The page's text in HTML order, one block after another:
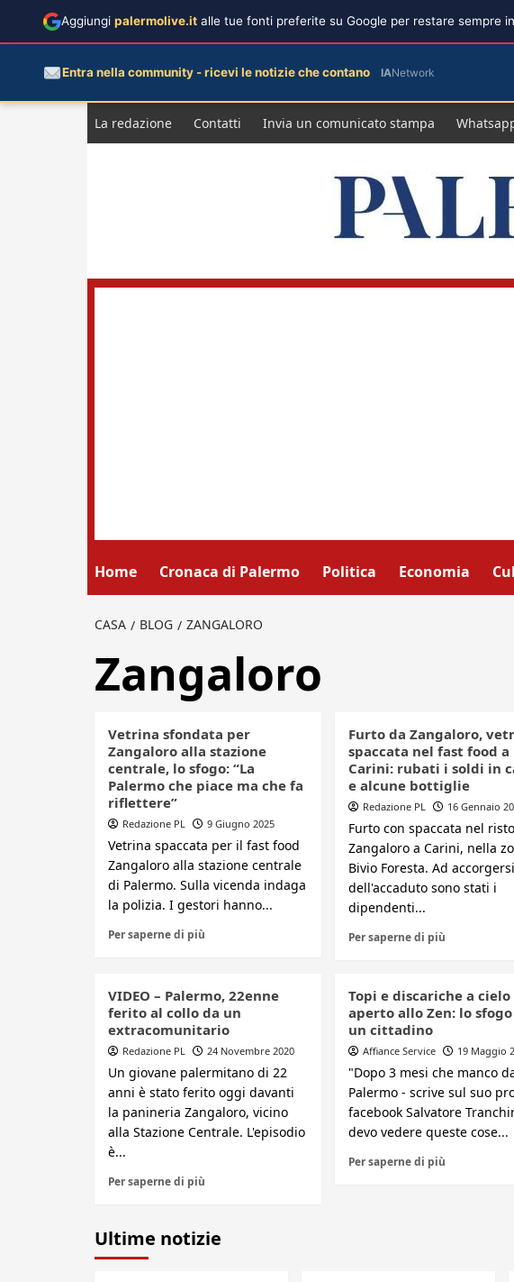
La redazione Contatti Invia un comunicato stampa
Home Cronaca di Palermo Politica Economia
CASA BLOG ZANGALORO
Zangaloro
Vetrina sfondata per
Zangaloro alla stazione
centrale, lo sfogo: “La
Palermo che piace ma che fa
riflettere”
Redazione PL 9 Giugno 2025
Vetrina spaccata per il fast food
Zangaloro alla stazione centrale
di Palermo. Sulla vicenda indaga
la polizia. I gestori hanno...
Per saperne di più
Furto da Zangaloro,
spaccata nel fast food a
Carini: rubati i soldi in
e alcune bottiglie
Redazione PL 16 Gennaio
Furto con spaccata nel
Zangaloro a Carini, nella
Bivio Foresta. Ad accorgersi
dell'accaduto sono stati i
dipendenti...
Per saperne di più
VIDEO – Palermo, 22enne
ferito al collo da un
extracomunitario
Redazione PL 24 Novembre 2020
Un giovane palermitano di 22
anni è stato ferito oggi davanti
la panineria Zangaloro, vicino
alla Stazione Centrale. L'episodio
è...
Per saperne di più
Topi e discariche a cielo
aperto allo Zen: lo
un cittadino
Affiance Service 19 Maggio
"Dopo 3 mesi che manco
Palermo - scrive sul suo
facebook Salvatore
devo vedere queste cose...
Per saperne di più
Ultime notizie
Aggiungi palermolive.it alle tue fonti preferite su Google per restare sempre
Entra nella community - ricevi le notizie che contano IANetwork